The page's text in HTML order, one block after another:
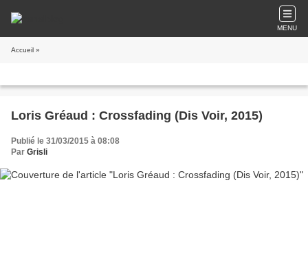
MENU
Accueil »
Loris Gréaud : Crossfading (Dis Voir, 2015)
Publié le 31/03/2015 à 08:08
Par Grisli